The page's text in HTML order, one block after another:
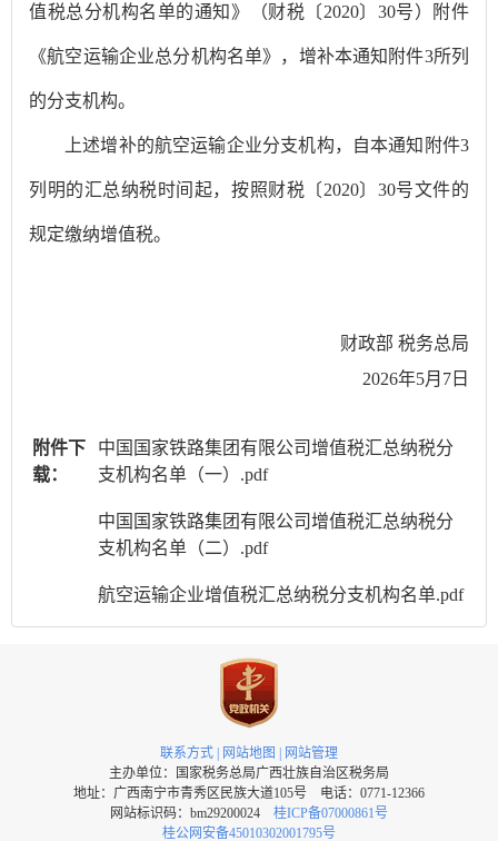
值税总分机构名单的通知》（财税〔2020〕30号）附件
《航空运输企业总分机构名单》，增补本通知附件3所列
的分支机构。
上述增补的航空运输企业分支机构，自本通知附件3
列明的汇总纳税时间起，按照财税〔2020〕30号文件的
规定缴纳增值税。
财政部 税务总局
2026年5月7日
附件下
载：
中国国家铁路集团有限公司增值税汇总纳税分
支机构名单（一）.pdf
中国国家铁路集团有限公司增值税汇总纳税分
支机构名单（二）.pdf
航空运输企业增值税汇总纳税分支机构名单.pdf
联系方式 | 网站地图 | 网站管理
主办单位：国家税务总局广西壮族自治区税务局
地址：广西南宁市青秀区民族大道105号 电话：0771-12366
网站标识码：bm29200024 桂ICP备07000861号
桂公网安备45010302001795号